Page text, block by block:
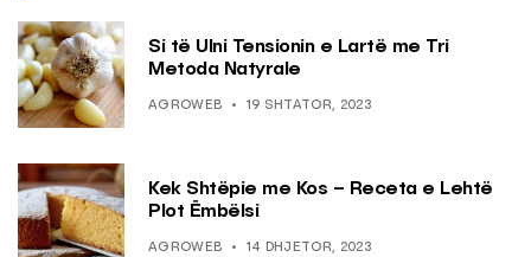
Si të Ulni Tensionin e Lartë me Tri
Metoda Natyrale
AGROWEB 19 SHTATOR, 2023
Kek Shtëpie me Kos – Receta e Lehtë
Plot Ëmbëlsi
AGROWEB 14 DHJETOR, 2023